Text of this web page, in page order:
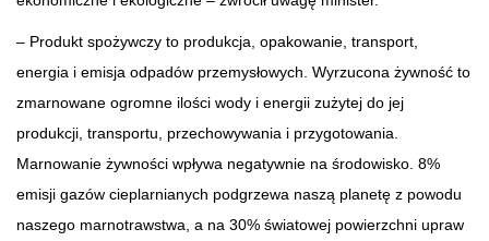
– Produkt spożywczy to produkcja, opakowanie, transport,
energia i emisja odpadów przemysłowych. Wyrzucona żywność to
zmarnowane ogromne ilości wody i energii zużytej do jej
produkcji, transportu, przechowywania i przygotowania.
Marnowanie żywności wpływa negatywnie na środowisko. 8%
emisji gazów cieplarnianych podgrzewa naszą planetę z powodu
naszego marnotrawstwa, a na 30% światowej powierzchni upraw